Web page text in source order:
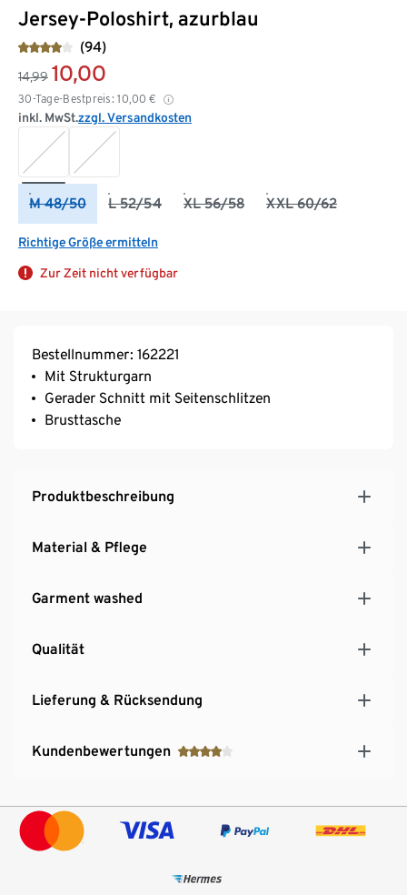
Jersey-Poloshirt, azurblau
(94)
14,99 10,00
30-Tage-Bestpreis: 10,00 €
inkl. MwSt.zzgl. Versandkosten
M 48/50 L 52/54 XL 56/58 XXL 60/62
Richtige Größe ermitteln
Zur Zeit nicht verfügbar
Bestellnummer: 162221
Mit Strukturgarn
Gerader Schnitt mit Seitenschlitzen
Brusttasche
Produktbeschreibung
Material & Pflege
Garment washed
Qualität
Lieferung & Rücksendung
Kundenbewertungen